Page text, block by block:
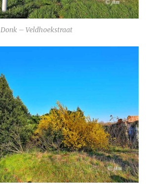
Donk – Veldhoekstraat